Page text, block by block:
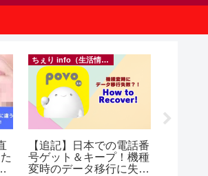
ちぇり info（生活情報）
【追記】日本での電話番
号ゲット＆キープ！機種
変時のデータ移行に失敗